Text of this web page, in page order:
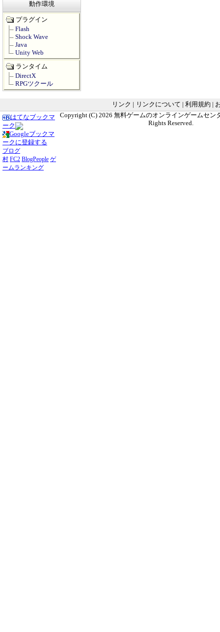
動作環境
プラグイン
Flash
Shock Wave
Java
Unity Web
ランタイム
DirectX
RPGツクール
リンク リンクについて 利用規約
はてなブックマ
ーク
Googleブックマ
ークに登録する
ブログ
村 FC2 BlogPeople ゲ
ームランキング
Copyright (C) 2026 無料ゲームのオンラインゲームセン
Rights Reserved.